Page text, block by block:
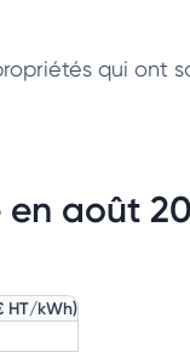
qui ont
en août
HT/kWh)